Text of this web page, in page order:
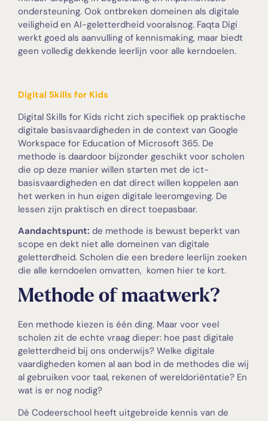
ondersteuning. Ook ontbreken domeinen als digitale
veiligheid en AI-geletterdheid vooralsnog. Faqta Digi
werkt goed als aanvulling of kennismaking, maar biedt
geen volledig dekkende leerlijn voor alle kerndoelen.
Digital Skills for Kids
Digital Skills for Kids richt zich specifiek op praktische
digitale basisvaardigheden in de context van Google
Workspace for Education of Microsoft 365. De
methode is daardoor bijzonder geschikt voor scholen
die op deze manier willen starten met de ict-
basisvaardigheden en dat direct willen koppelen aan
het werken in hun eigen digitale leeromgeving. De
lessen zijn praktisch en direct toepasbaar.
Aandachtspunt: de methode is bewust beperkt van
scope en dekt niet alle domeinen van digitale
geletterdheid. Scholen die een bredere leerlijn zoeken
die alle kerndoelen omvatten, komen hier te kort.
Methode of maatwerk?
Een methode kiezen is één ding. Maar voor veel
scholen zit de echte vraag dieper: hoe past digitale
geletterdheid bij ons onderwijs? Welke digitale
vaardigheden komen al aan bod in de methodes die wij
al gebruiken voor taal, rekenen of wereldoriëntatie? En
wat is er nog nodig?
Dé Codeerschool heeft uitgebreide kennis van de